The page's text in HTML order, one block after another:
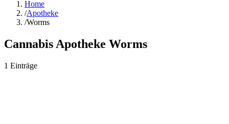
Home
/Apotheke
/Worms
Cannabis Apotheke Worms
1 Einträge